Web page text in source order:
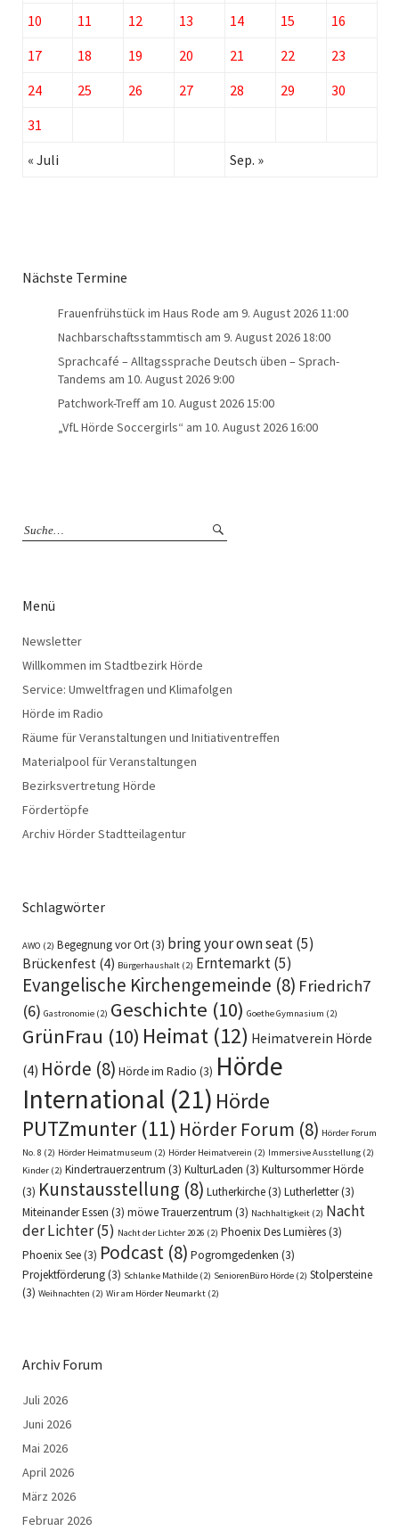
10 11 12 13 14 15
16
17
18 19 20 21 22
23
24
25 26 27 28 29
30
31
« Juli
Sep. »
Nächste Termine
Frauenfrühstück im Haus Rode am 9. August 2026 11:00
Nachbarschaftsstammtisch am 9. August 2026 18:00
Sprachcafé – Alltagssprache Deutsch üben – Sprach-
Tandems am 10. August 2026 9:00
Patchwork-Treffam 10. August 2026 15:00
„VfL Hörde Soccergirls“ am 10. August 2026 16:00
Menü
Newsletter
Willkommen im Stadtbezirk Hörde
Service: Umweltfragen und Klimafolgen
Hörde im Radio
Räume für Veranstaltungen und Initiativentreffen
Materialpool für Veranstaltungen
Bezirksvertretung Hörde
Fördertöpfe
Archiv Hörder Stadtteilagentur
Schlagwörter
AWO (2) Begegnung vor Ort(3) bring your own seat(5)
Brückenfest (4) Bürgerhaushalt (2) Erntemarkt(5)
Evangelische Kirchengemeinde (8) Friedrich7
(6) Gastronomie (2) Geschichte (10) Goethe Gymnasium (2)
GrünFrau (10) Heimat (12) Heimatverein Hörde
(4) Hörde (8) Hörde im Radio (3) Hörde
International (21) Hörde
PUTZmunter(11) Hörder Forum (8) Hörder Forum
No. 8 (2) Hörder Heimatmuseum (2) Hörder Heimatverein (2) Immersive Ausstellung (2)
Kinder (2) Kindertrauerzentrum (3) KulturLaden (3) Kultursommer Hörde
(3) Kunstausstellung (8) Lutherkirche(3) Lutherletter(3)
Miteinander Essen (3) möwe Trauerzentrum (3) Nachhaltigkeit (2) Nacht
der Lichter(5) Nacht der Lichter 2026 (2) Phoenix Des Lumières(3)
Phoenix See(3) Podcast (8) Pogromgedenken (3)
Projektförderung(3) Schlanke Mathilde (2) SeniorenBüro Hörde (2) Stolpersteine
(3) Weihnachten (2) Wir am Hörder Neumarkt (2)
Archiv Forum
Juli 2026
Juni 2026
Mai 2026
April 2026
März 2026
Februar 2026